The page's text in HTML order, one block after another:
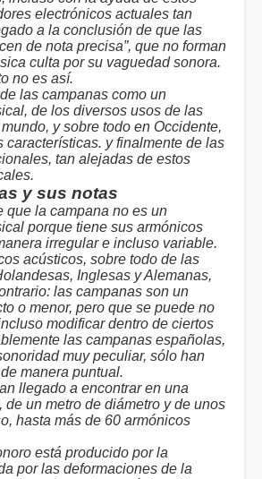
electrónicos actuales tan
a la conclusión de que las
de nota precisa”, que no forman
culta por su vaguedad sonora.
no es así.
las campanas como un
de los diversos usos de las
y sobre todo en Occidente,
características. y finalmente de las
tan alejadas de estos
y sus notas
que la campana no es un
porque tiene sus armónicos
irregular e incluso variable.
acústicos, sobre todo de las
Inglesas y Alemanas,
las campanas son un
o menor, pero que se puede no
modificar dentro de ciertos
las campanas españolas,
muy peculiar, sólo han
manera puntual.
llegado a encontrar en una
de un metro de diámetro y de unos
hasta más de 60 armónicos
está producido por la
por las deformaciones de la